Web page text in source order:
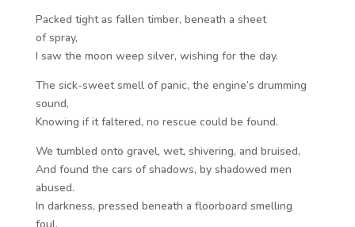
Packed tight as fallen timber, beneath a sheet
of spray,
I saw the moon weep silver, wishing for the day.
The sick-sweet smell of panic, the engine’s drumming
sound,
Knowing if it faltered, no rescue could be found.
We tumbled onto gravel, wet, shivering, and bruised,
And found the cars of shadows, by shadowed men
abused.
In darkness, pressed beneath a floorboard smelling